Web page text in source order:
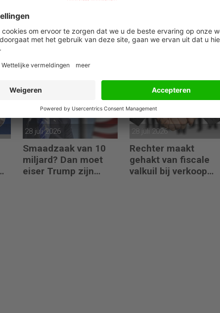
07 augustus 2026
VS overrompelde
ECB met ingreep op
AI-aanvallen jagen
datalekkosten in de
28 juli 2026
Smaadzaak van 10
miljard? Dan moet
eiser Trump zijn
28 juli 2026
Rechter maakt
gehakt van fiscale
valkuil bij verkoop